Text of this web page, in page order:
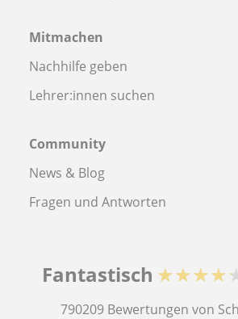
Mitmachen
Nachhilfe geben
Lehrer:innen suchen
Community
News & Blog
Fragen und Antworten
Fantastisch
790209 Bewertungen von